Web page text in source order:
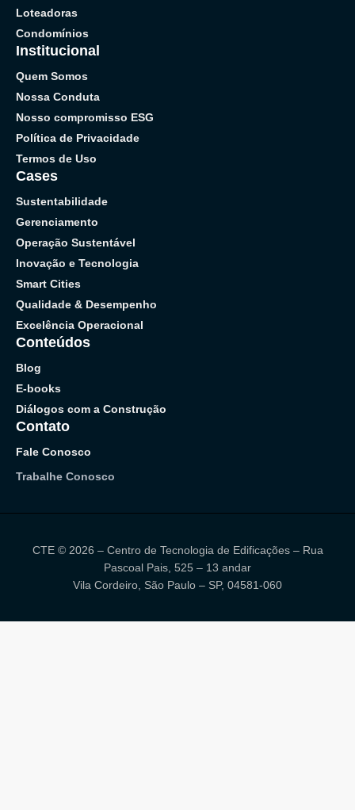
Loteadoras
Condomínios
Institucional
Quem Somos
Nossa Conduta
Nosso compromisso ESG
Política de Privacidade
Termos de Uso
Cases
Sustentabilidade
Gerenciamento
Operação Sustentável
Inovação e Tecnologia
Smart Cities
Qualidade & Desempenho
Excelência Operacional
Conteúdos
Blog
E-books
Diálogos com a Construção
Contato
Fale Conosco
Trabalhe Conosco
CTE © 2026 – Centro de Tecnologia de Edificações – Rua
Pascoal Pais, 525 – 13 andar
Vila Cordeiro, São Paulo – SP, 04581-060